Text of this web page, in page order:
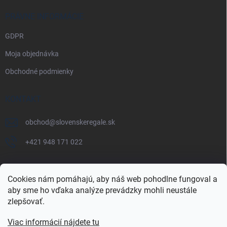
Cookies nám pomáhajú, aby náš web pohodlne fungoval a
aby sme ho vďaka analýze prevádzky mohli neustále
zlepšovať.
Viac informácií nájdete tu
PRÁVNE INFORMÁCIE
GDPR
Moja objednávka
Obchodné podmienky
KONTAKT
obchod@slovenskeregale.sk
+421 948 171 022
Najnakup.sk Heureka.sk Pricemania.sk